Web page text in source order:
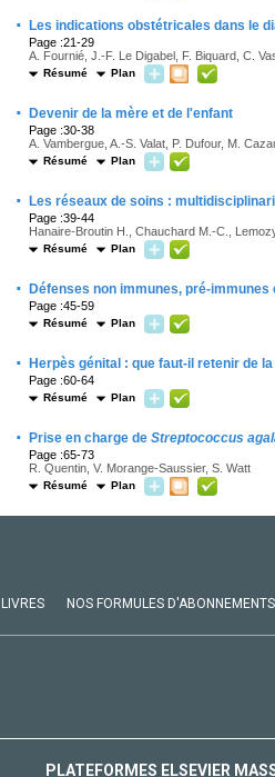
· Les indications obstétricales dans le
Page :21-29
A. Fournié, J.-F. Le Digabel, F. Biquard, C.
Résumé Plan
· Devenir de la mère et de l'enfant
Page :30-38
A. Vambergue, A.-S. Valat, P. Dufour, M.
Résumé Plan
· Les réseaux de soins :
Page :39-44
Hanaire-Broutin H., Chauchard M.-C.,
Résumé Plan
· Défenses non immunes, pré-
Page :45-59
Résumé Plan
· Herpès génital : que faut-il retenir de
Page :60-64
Résumé Plan
· Prise en charge de Streptococcus
Page :65-73
R. Quentin, V. Morange-Saussier, S. Watt
Résumé Plan
LIVRES NOS FORMULES D'ABONNEMENTS
PLATEFORMES ELSEVIER